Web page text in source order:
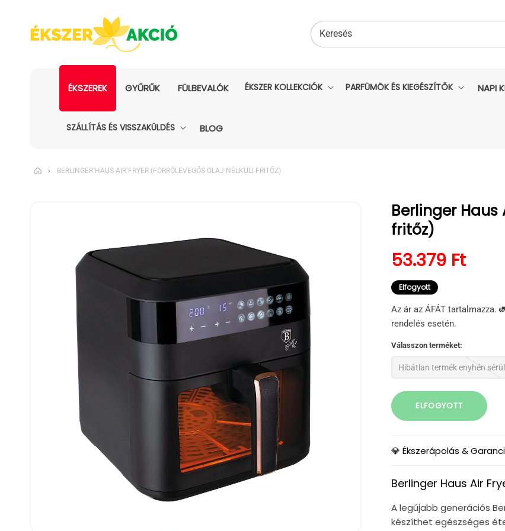
Keresés
ÉKSZEREK GYŰRŰK FÜLBEVALÓK ÉKSZER KOLLEKCIÓK PARFÜMÖK ÉS KIEGÉSZÍTŐK NAPI
SZÁLLÍTÁS ÉS VISSZAKÜLDÉS BLOG
› BERLINGER HAUS AIR FRYER (FORRÓLEVEGŐS OLAJ NÉLKÜLI FRITŐZ)
Berlinger
fritőz)
Normál ár
53.379 Ft
Elfogyott
Az ár az ÁFÁT tartalmazza.
rendelés esetén.
Válasszon terméket:
Hibátlan termék enyhén
ELFOGYOTT
💎 Ékszerápolás &
Berlinger Haus Air
A legújabb generációs
készíthet egészséges